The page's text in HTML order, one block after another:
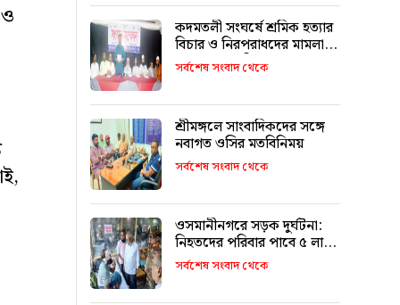
কদমতলী সংঘর্ষে শ্রমিক হত্যার
বিচার ও নিরপরাধদের মামলা
থেকে অব্যাহতির আহ্বান
সর্বশেষ সংবাদ থেকে
শ্রীমঙ্গলে সাংবাদিকদের সঙ্গে
নবাগত ওসির মতবিনিময়
সর্বশেষ সংবাদ থেকে
ওসমানীনগরে সড়ক দুর্ঘটনা:
নিহতদের পরিবার পাবে ৫ লাখ,
আহতরা ১ থেকে ৩ লাখ
সর্বশেষ সংবাদ থেকে